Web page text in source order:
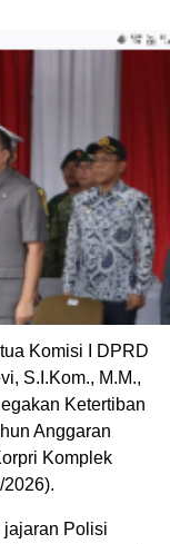
Komisi I DPRD
S.I.Kom., M.M.,
Ketertiban
Anggaran
Komplek
2026).
jajaran Polisi